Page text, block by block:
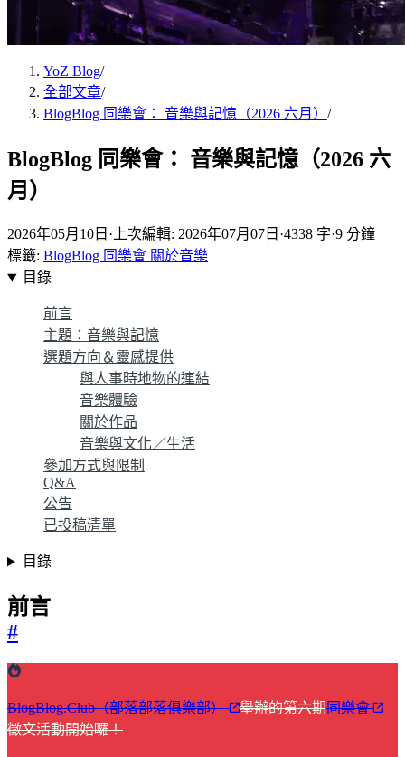
YoZ Blog/
全部文章/
BlogBlog 同樂會： 音樂與記憶（2026 六月） /
BlogBlog 同樂會： 音樂與記憶（2026 六
月）
2026年05月10日 ·上次編輯: 2026年07月07日 ·4338 字·9 分鐘
標籤: BlogBlog 同樂會 關於音樂
目錄
前言
主題：音樂與記憶
選題方向＆靈感提供
與人事時地物的連結
音樂體驗
關於作品
音樂與文化／生活
參加方式與限制
Q&A
公告
已投稿清單
目錄
前言
#
BlogBlog.Club（部落部落俱樂部） 舉辦的第六期同樂會
徵文活動開始囉！